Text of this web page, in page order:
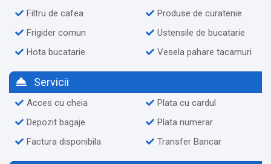
Filtru de cafea
Frigider comun
Hota bucatarie
Produse de curatenie
Ustensile de bucatarie
Vesela pahare tacamuri
Servicii
Acces cu cheia
Depozit bagaje
Factura disponibila
Plata cu cardul
Plata numerar
Transfer Bancar